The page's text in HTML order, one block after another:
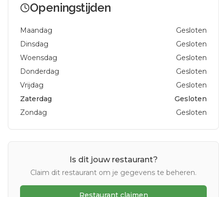
Openingstijden
Maandag
Gesloten
Dinsdag
Gesloten
Woensdag
Gesloten
Donderdag
Gesloten
Vrijdag
Gesloten
Zaterdag
Gesloten
Zondag
Gesloten
Is dit jouw restaurant?
Claim dit restaurant om je gegevens te beheren.
Restaurant claimen